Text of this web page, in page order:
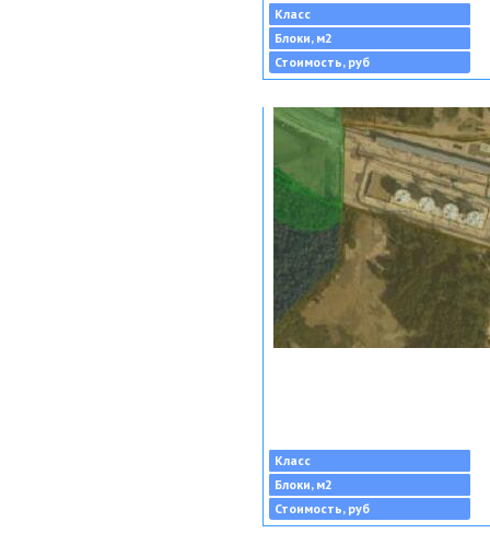
Класс
Блоки, м2
Стоимость, руб
Класс
Блоки, м2
Стоимость, руб